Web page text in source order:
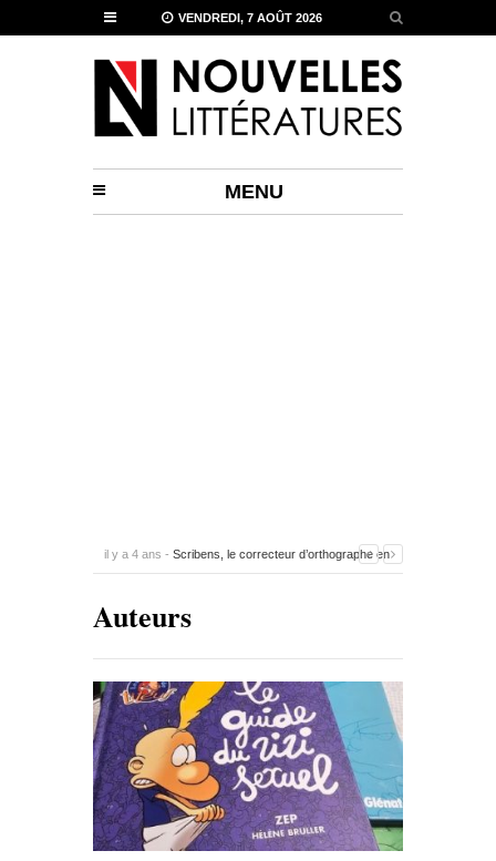
VENDREDI, 7 AOÛT 2026
MENU
il y a 4 ans - Scribens, le correcteur d’orthographe en
Auteurs